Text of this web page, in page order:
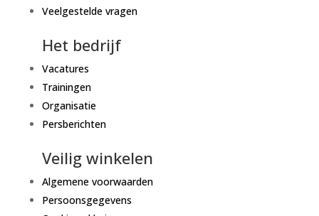
Veelgestelde vragen
Het bedrijf
Vacatures
Trainingen
Organisatie
Persberichten
Veilig winkelen
Algemene voorwaarden
Persoonsgegevens